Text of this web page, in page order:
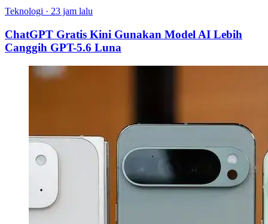
Teknologi · 23 jam lalu
ChatGPT Gratis Kini Gunakan Model AI Lebih
Canggih GPT-5.6 Luna